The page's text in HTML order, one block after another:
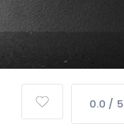
0.0 / 5